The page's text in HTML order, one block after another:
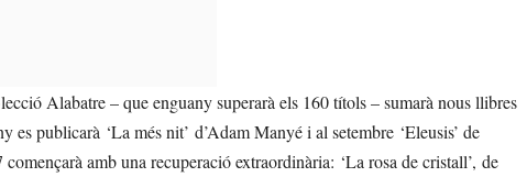
Alabatre – que enguany superarà els 160 títols – sumarà nous llibres
publicarà ‘La més nit’ d’Adam Manyé i al setembre ‘Eleusis’ de
amb una recuperació extraordinària: ‘La rosa de cristall’, de